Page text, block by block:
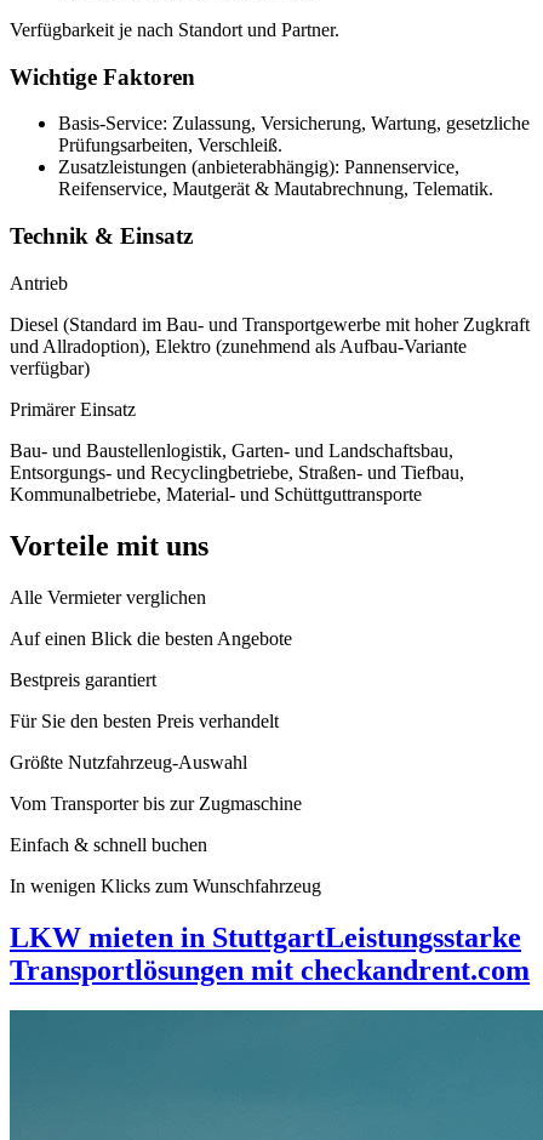
Verfügbarkeit je nach Standort und Partner.
Wichtige Faktoren
Basis-Service: Zulassung, Versicherung, Wartung, gesetzliche
Prüfungsarbeiten, Verschleiß.
Zusatzleistungen (anbieterabhängig): Pannenservice,
Reifenservice, Mautgerät & Mautabrechnung, Telematik.
Technik & Einsatz
Antrieb
Diesel (Standard im Bau- und Transportgewerbe mit hoher Zugkraft
und Allradoption), Elektro (zunehmend als Aufbau-Variante
verfügbar)
Primärer Einsatz
Bau- und Baustellenlogistik, Garten- und Landschaftsbau,
Entsorgungs- und Recyclingbetriebe, Straßen- und Tiefbau,
Kommunalbetriebe, Material- und Schüttguttransporte
Vorteile mit uns
Alle Vermieter verglichen
Auf einen Blick die besten Angebote
Bestpreis garantiert
Für Sie den besten Preis verhandelt
Größte Nutzfahrzeug-Auswahl
Vom Transporter bis zur Zugmaschine
Einfach & schnell buchen
In wenigen Klicks zum Wunschfahrzeug
LKW mieten in StuttgartLeistungsstarke
Transportlösungen mit checkandrent.com